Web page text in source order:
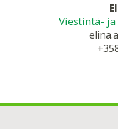
Viestintä-